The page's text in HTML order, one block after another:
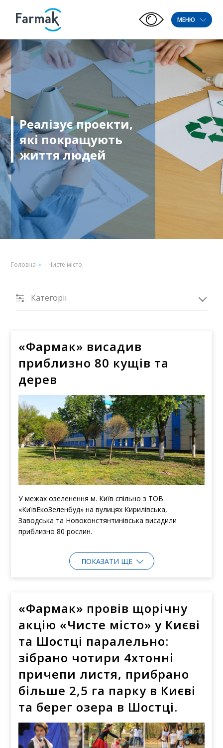
МЕНЮ
Реалізує проекти,
які покращують
життя людей
Головна - Чисте місто
Категорії
«Фармак» висадив
приблизно 80 кущів та
дерев
У межах озеленення м. Київ спільно з ТОВ
«КиївЕкоЗеленбуд» на вулицях Кирилівська,
Заводська та Новоконстянтинівська висадили
приблизно 80 рослин.
ПОКАЗАТИ ЩЕ
«Фармак» провів щорічну
акцію «Чисте місто» у Києві
та Шостці паралельно:
зібрано чотири 4хтонні
причепи листя, прибрано
більше 2,5 га парку в Києві
та берег озера в Шостці.